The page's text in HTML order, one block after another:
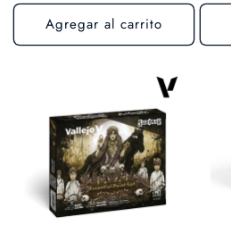
Agregar al carrito